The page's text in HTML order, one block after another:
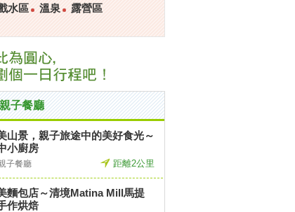
水區 溫泉 露營區
子餐廳
山景，親子旅途中的美好食光～
小廚房
子餐廳 距離2公里
麵包店～清境Matina Mill馬提
作烘焙